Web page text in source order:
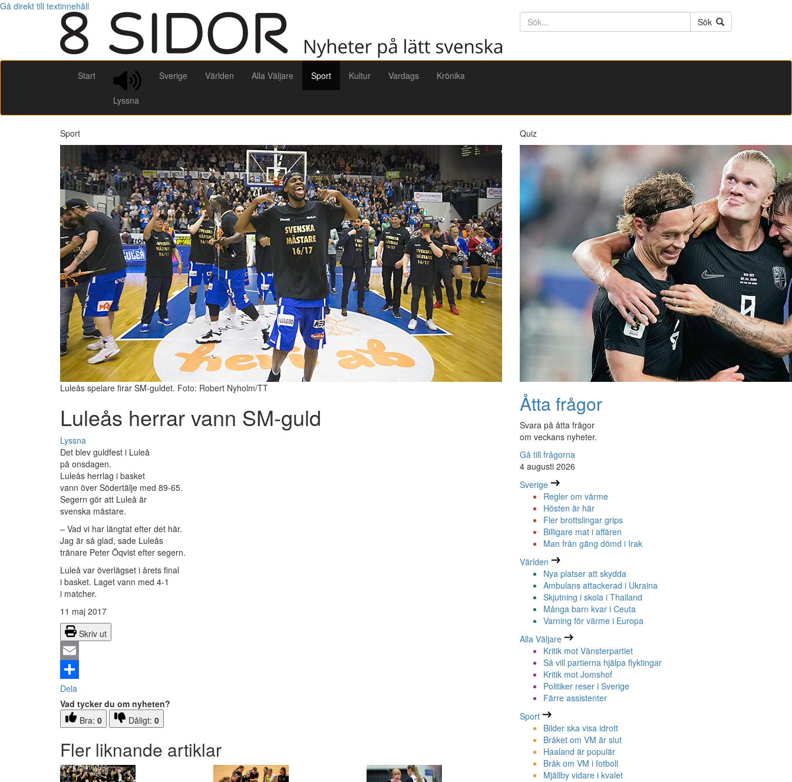
Gå direkt till textinnehåll
Söktext
Sök
Start
Lyssna
Sverige Världen Alla Väljare Sport Kultur Vardags Krönika
Sport
Luleås spelare firar SM-guldet. Foto: Robert Nyholm/TT
Luleås herrar vann SM-guld
Lyssna
Det blev guldfest i Luleå
på onsdagen.
Luleås herrlag i basket
vann över Södertälje med 89-65.
Segern gör att Luleå är
svenska mästare.
– Vad vi har längtat efter det här.
Jag är så glad, sade Luleås
tränare Peter Öqvist efter segern.
Luleå var överlägset i årets final
i basket. Laget vann med 4-1
i matcher.
11 maj 2017
Skriv ut
Email
Dela
Vad tycker du om nyheten?
Bra: 0 Dåligt: 0
Fler liknande artiklar
Quiz
Åtta frågor
Svara på åtta frågor
om veckans nyheter.
Gå till frågorna
4 augusti 2026
Sverige
Regler om värme
Hösten är här
Fler brottslingar grips
Billigare mat i affären
Man från gäng dömd i Irak
Världen
Nya platser att skydda
Ambulans attackerad i Ukraina
Skjutning i skola i Thailand
Många barn kvar i Ceuta
Varning för värme i Europa
Alla Väljare
Kritik mot Vänsterpartiet
Så vill partierna hjälpa flyktingar
Kritik mot Jomshof
Politiker reser i Sverige
Färre assistenter
Sport
Bilder ska visa idrott
Bråket om VM är slut
Haaland är populär
Bråk om VM i fotboll
Mjällby vidare i kvalet